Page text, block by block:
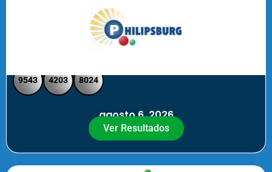
9543 4203 8024
agosto 6, 2026
Ver Resultados